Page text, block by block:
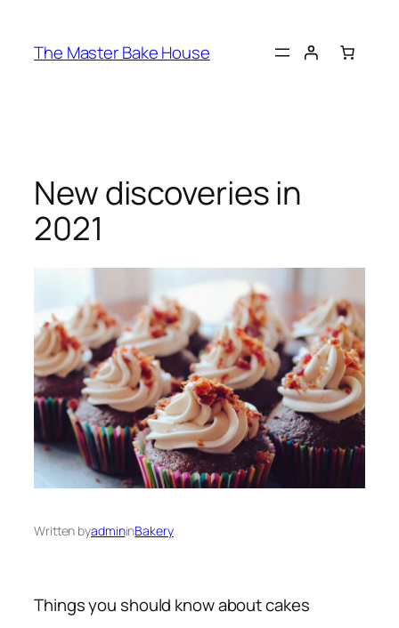
The Master Bake House
New discoveries in
2021
Written byadmininBakery
Things you should know about cakes